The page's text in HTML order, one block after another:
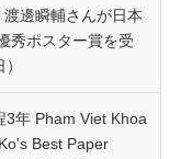
邊瞬輔さんが日本
秀ポスター賞を受
3年 Pham Viet Khoa
Best Paper